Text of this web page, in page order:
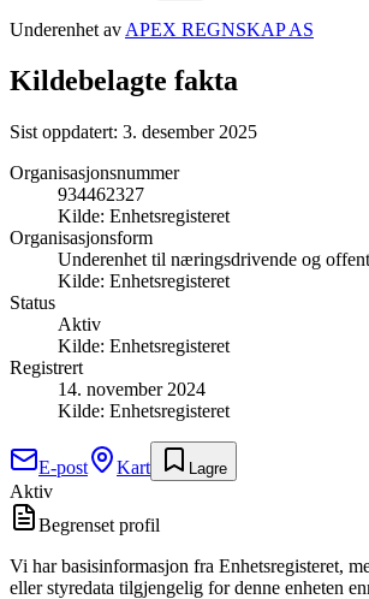
Underenhet av APEX REGNSKAP AS
Kildebelagte fakta
Sist oppdatert: 3. desember 2025
Organisasjonsnummer
934462327
Kilde: Enhetsregisteret
Organisasjonsform
Underenhet til næringsdrivende og
Kilde: Enhetsregisteret
Status
Aktiv
Kilde: Enhetsregisteret
Registrert
14. november 2024
Kilde: Enhetsregisteret
E-post Kart Lagre
Aktiv
Begrenset profil
Vi har basisinformasjon fra Enhetsregisteret,
eller styredata tilgjengelig for denne enheten